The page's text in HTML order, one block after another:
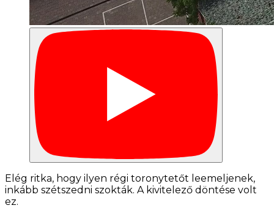
Elég ritka, hogy ilyen régi toronytetőt leemeljenek,
inkább szétszedni szokták. A kivitelező döntése volt
ez.